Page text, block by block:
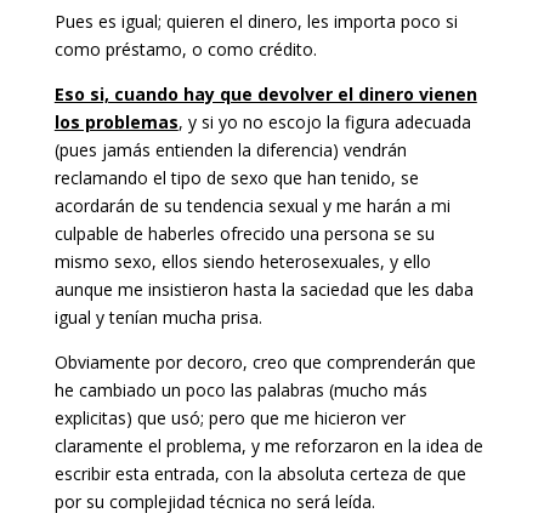
Pues es igual; quieren el dinero, les importa poco si
como préstamo, o como crédito.
Eso si, cuando hay que devolver el dinero vienen
los problemas, y si yo no escojo la figura adecuada
(pues jamás entienden la diferencia) vendrán
reclamando el tipo de sexo que han tenido, se
acordarán de su tendencia sexual y me harán a mi
culpable de haberles ofrecido una persona se su
mismo sexo, ellos siendo heterosexuales, y ello
aunque me insistieron hasta la saciedad que les daba
igual y tenían mucha prisa.
Obviamente por decoro, creo que comprenderán que
he cambiado un poco las palabras (mucho más
explicitas) que usó; pero que me hicieron ver
claramente el problema, y me reforzaron en la idea de
escribir esta entrada, con la absoluta certeza de que
por su complejidad técnica no será leída.